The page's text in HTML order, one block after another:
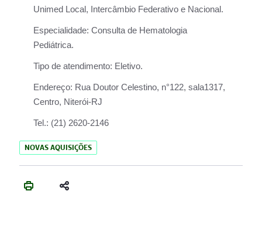
Unimed Local, Intercâmbio Federativo e Nacional.
Especialidade: Consulta de Hematologia
Pediátrica.
Tipo de atendimento: Eletivo.
Endereço: Rua Doutor Celestino, n°122, sala1317,
Centro, Niterói-RJ
Tel.: (21) 2620-2146
NOVAS AQUISIÇÕES